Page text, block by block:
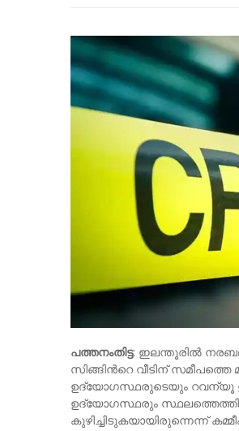
പത്തനംതിട്ട: ഇലന്തൂരിൽ
സിങ്ങിന്‍റെ വീടിന്
ഉദ്യോഗസ്ഥരുടെയും റവന്യൂ
ഉദ്യോഗസ്ഥരും
കുഴിച്ചിടുകയായിരുന്നെന്ന്